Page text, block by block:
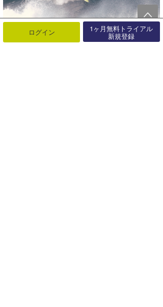
ログイン 1ヶ月無料トライアル
新規登録